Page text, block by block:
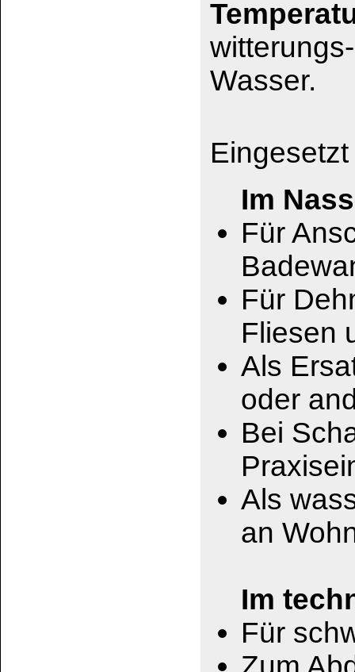
Bei
Als wasserdichte,
an Wohnwägen,
Im technischen
Für
Zum Abdichten
Für
Trägerelement
Für
Schaltschränken
Zum Isolieren
Für eine
Kunststoffteilen
Als Klebstoff:
Hervorragend
wärmebeständige
meisten
herzustellen. Wie
Stein, Keramik,
Als
Hiermit lässt sich
mechanisch
herstellen. z.B.